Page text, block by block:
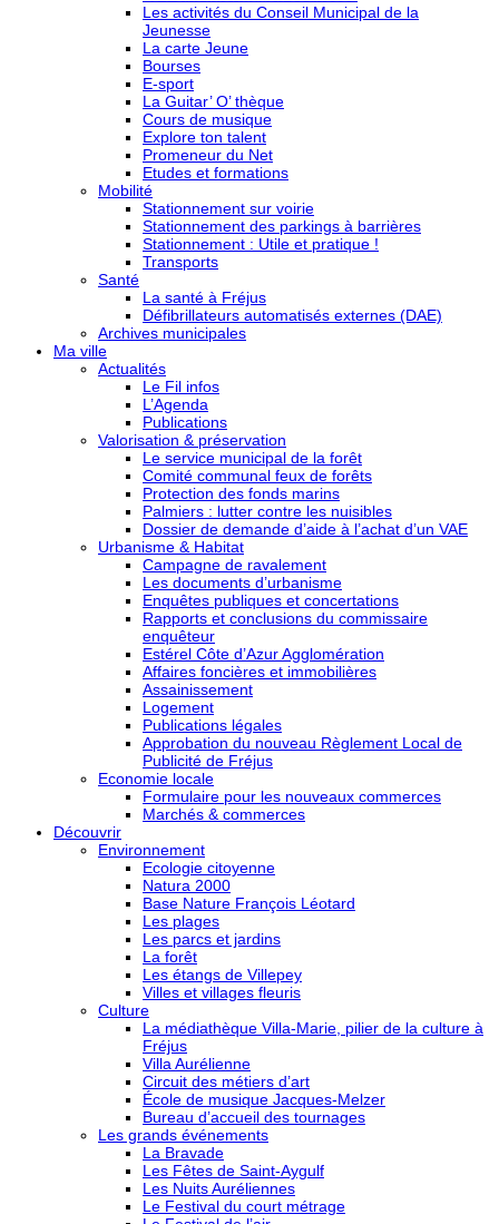
Les activités du Conseil Municipal de la
Jeunesse
La carte Jeune
Bourses
E-sport
La Guitar’ O’ thèque
Cours de musique
Explore ton talent
Promeneur du Net
Etudes et formations
Mobilité
Stationnement sur voirie
Stationnement des parkings à barrières
Stationnement : Utile et pratique !
Transports
Santé
La santé à Fréjus
Défibrillateurs automatisés externes (DAE)
Archives municipales
Ma ville
Actualités
Le Fil infos
L’Agenda
Publications
Valorisation & préservation
Le service municipal de la forêt
Comité communal feux de forêts
Protection des fonds marins
Palmiers : lutter contre les nuisibles
Dossier de demande d’aide à l’achat d’un VAE
Urbanisme & Habitat
Campagne de ravalement
Les documents d’urbanisme
Enquêtes publiques et concertations
Rapports et conclusions du commissaire
enquêteur
Estérel Côte d’Azur Agglomération
Affaires foncières et immobilières
Assainissement
Logement
Publications légales
Approbation du nouveau Règlement Local de
Publicité de Fréjus
Economie locale
Formulaire pour les nouveaux commerces
Marchés & commerces
Découvrir
Environnement
Ecologie citoyenne
Natura 2000
Base Nature François Léotard
Les plages
Les parcs et jardins
La forêt
Les étangs de Villepey
Villes et villages fleuris
Culture
La médiathèque Villa-Marie, pilier de la culture à
Fréjus
Villa Aurélienne
Circuit des métiers d’art
École de musique Jacques-Melzer
Bureau d’accueil des tournages
Les grands événements
La Bravade
Les Fêtes de Saint-Aygulf
Les Nuits Auréliennes
Le Festival du court métrage